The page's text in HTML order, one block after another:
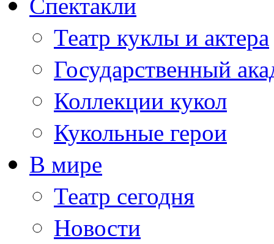
Театр куклы и актера
Государственный
Коллекции кукол
Кукольные герои
В мире
Театр сегодня
Новости